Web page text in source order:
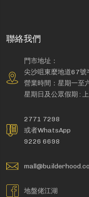
聯絡我們
門市地址：
尖沙咀東麼地道67
營業時間：星期一至
星期日及公眾假期 :
2771 7298
或者WhatsApp
9226 6698
地盤佬江湖